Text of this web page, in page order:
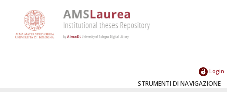
Login
STRUMENTI DI NAVIGAZIONE